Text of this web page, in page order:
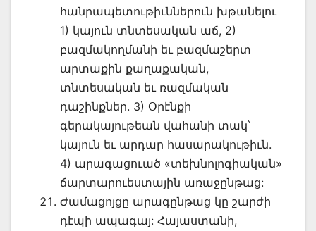
հանրապետութիւններուն խթանելու
1) կայուն տնտեսական աճ, 2)
բազմակողմանի եւ բազմաշերտ
արտաքին քաղաքական,
տնտեսական եւ ռազմական
դաշինքներ. 3) Օրէնքի
գերակայութեան վահանի տակ՝
կայուն եւ արդար հասարակութիւն.
4) արագացուած «տեխնոլոգիական»
ճարտարուեստային առաջընթաց:
Ժամացոյցը արագընթաց կը շարժի
դէպի ապագայ: Հայաստանի,